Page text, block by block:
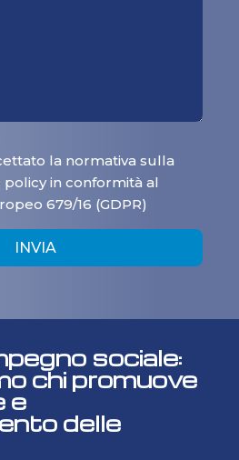
la normativa sulla
policy in conformità al
679/16 (GDPR)
INVIA
sociale:
chi promuove
e
delle